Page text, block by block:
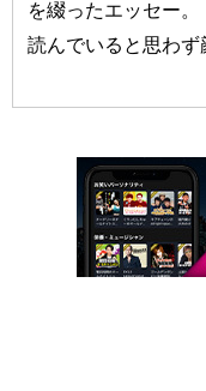
を綴ったエッセー。
読んでいると思わず